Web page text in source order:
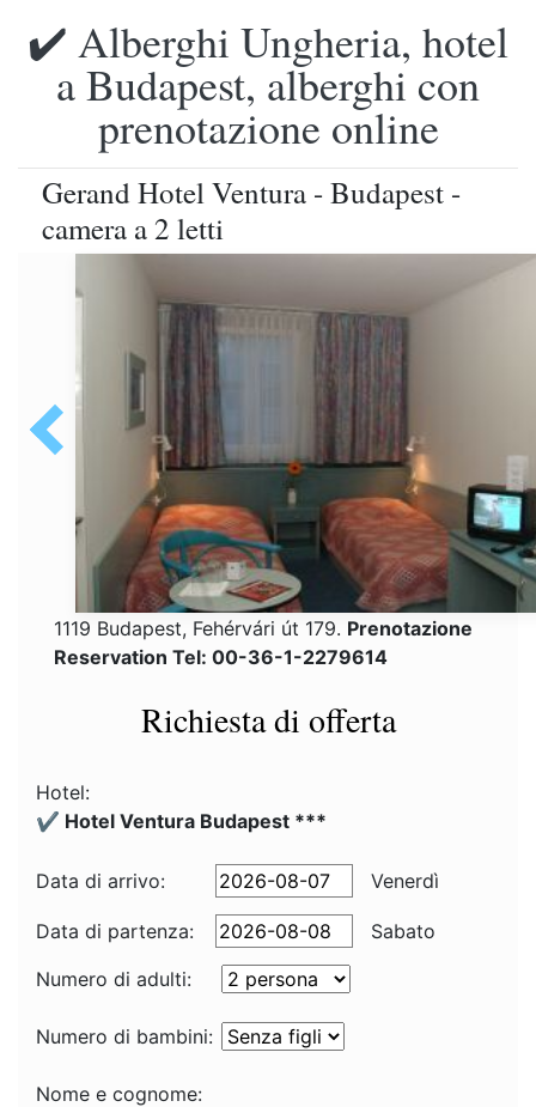
✔️ Alberghi Ungheria, hotel
a Budapest, alberghi con
prenotazione online
Gerand Hotel Ventura - Budapest -
camera a 2 letti
1119 Budapest, Fehérvári út 179. Prenotazione
Reservation Tel: 00-36-1-2279614
Richiesta di offerta
Hotel:
✔️ Hotel Ventura Budapest ***
Data di arrivo: Venerdì
Data di partenza:
Sabato
Numero di adulti:
Numero di bambini:
Nome e cognome: